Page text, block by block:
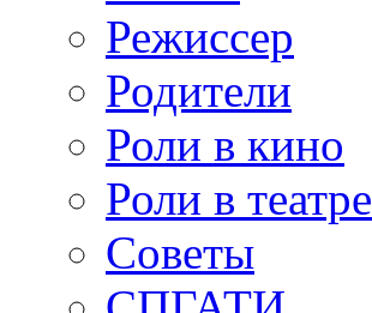
Режиссер
Родители
Роли в кино
Роли в театре
Советы